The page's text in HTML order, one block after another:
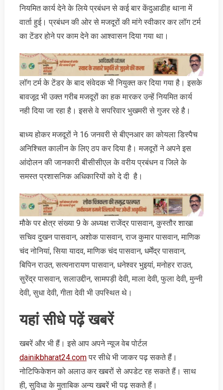
नियमित कार्य देने के लिये प्रबंधन से कई बार केंदुआडीह थाना में
वार्ता हुई। प्रबंधन की ओर से मजदूरों की मांगे स्वीकार कर लॉग टर्म
का टेंडर होने पर काम देने का आश्वासन दिया गया था।
लॉग टर्म के टेंडर के बाद संवेदक भी नियुक्त कर दिया गया है। इसके
बावजूद भी उक्त गरीब मजदूरों का हक मारकर उन्हें नियमित कार्य
नही दिया जा रहा है। इससे वे सपरिवार भुखमरी से गुजर रहे है।
बाध्य होकर मजदूरों ने 16 जनवरी से बीएनआर का कोयला डिस्पैच
अनिश्चित कालीन के लिए ठप कर दिया है। मजदूरों ने अपने इस
आंदोलन की जानकारी बीसीसीएल के वरीय प्रबंधन व जिले के
समस्त प्रशासनिक अधिकारियों को दे दी है।
मौके पर क्षेत्र संख्या 9 के अध्यक्ष राजेंद्र पासवान, कुस्तौर शाखा
सचिव दुखन पासवान, अशोक पासवान, राज कुमार पासवान, माणिक
चंद नोनियां, सिया यादव, माणिक चंद पासवान, धर्मेंद्र पासवान,
बिपिन राउत, सत्यनारायण पासवान, धनेश्वर भुइयां, मनोहर राउत,
सुरेंद्र पासवान, सलाउद्दीन, सामपड़ी देवी, माला देवी, फुला देवी, मुन्नी
देवी, सुधा देवी, गीता देवी भी उपस्थित थे।
यहां सीधे पढ़ें खबरें
खबरें और भी हैं। इसे आप अपने न्‍यूज वेब पोर्टल
dainikbharat24.comपर सीधे भी जाकर पढ़ सकते हैं।
नोटिफिकेशन को अलाउ कर खबरों से अपडेट रह सकते हैं। साथ
ही, सुविधा के मुताबिक अन्‍य खबरें भी पढ़ सकते हैं।